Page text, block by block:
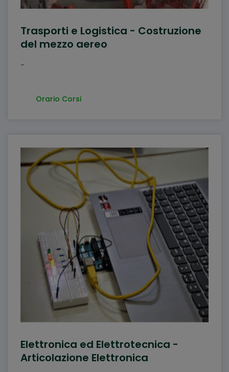
Trasporti e Logistica - Costruzione
del mezzo aereo
-
Orario Corsi
Elettronica ed Elettrotecnica -
Articolazione Elettronica